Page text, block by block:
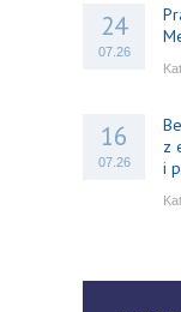
24
07.26
16
07.26
z
i